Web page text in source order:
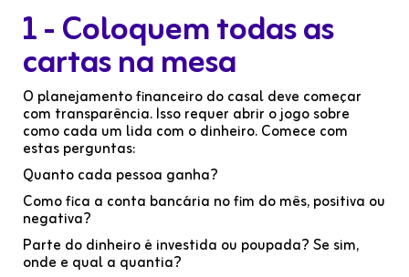
1 - Coloquem todas as
cartas na mesa
O planejamento financeiro do casal deve começar
com transparência. Isso requer abrir o jogo sobre
como cada um lida com o dinheiro. Comece com
estas perguntas:
Quanto cada pessoa ganha?
Como fica a conta bancária no fim do mês, positiva ou
negativa?
Parte do dinheiro é investida ou poupada? Se sim,
onde e qual a quantia?